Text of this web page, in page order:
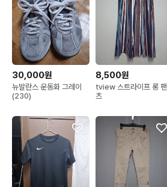
30,000원
뉴발란스 운동화 그레이
(230)
8,500원
tview 스트라이프 롱 팬
츠